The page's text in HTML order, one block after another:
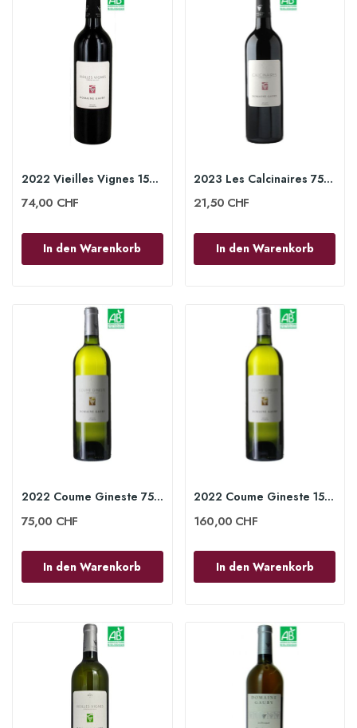
2022 Vieilles Vignes 150cl - Domaine Gauby
74,00 CHF
In den Warenkorb
2023 Les Calcinaires 75cl - Domaine Gauby
21,50 CHF
In den Warenkorb
2022 Coume Gineste 75cl - Domaine Gauby
75,00 CHF
In den Warenkorb
2022 Coume Gineste 150cl - Domaine Gauby
160,00 CHF
In den Warenkorb